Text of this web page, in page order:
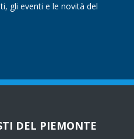
gli eventi e le novità del
DEL PIEMONTE